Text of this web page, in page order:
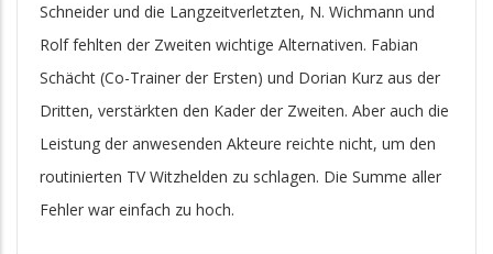
Schneider und die Langzeitverletzten, N. Wichmann und
Rolf fehlten der Zweiten wichtige Alternativen. Fabian
Schächt (Co-Trainer der Ersten) und Dorian Kurz aus der
Dritten, verstärkten den Kader der Zweiten. Aber auch die
Leistung der anwesenden Akteure reichte nicht, um den
routinierten TV Witzhelden zu schlagen. Die Summe aller
Fehler war einfach zu hoch.